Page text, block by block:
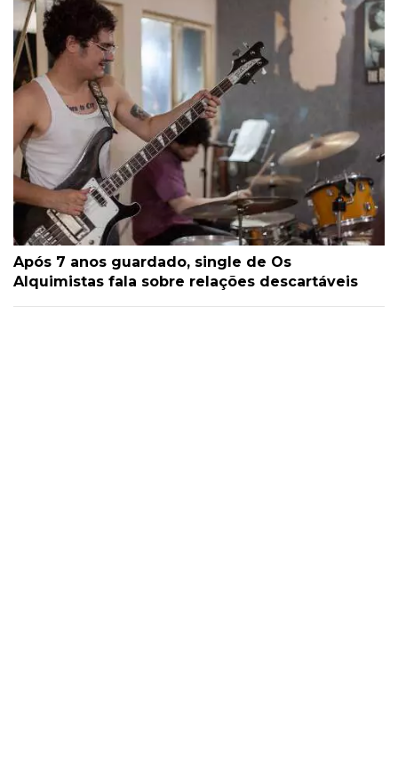
Após 7 anos guardado, single de Os
Alquimistas fala sobre relações descartáveis